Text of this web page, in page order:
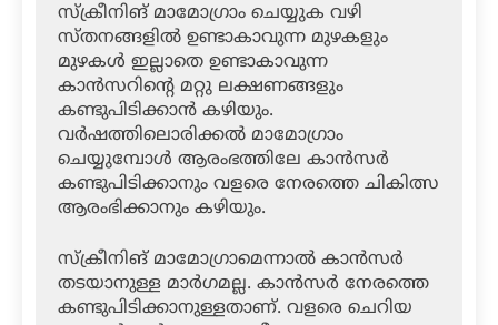
സ്‌ക്രീനിങ് മാമോഗ്രാം ചെയ്യുക വഴി
സ്തനങ്ങളില്‍ ഉണ്ടാകാവുന്ന മുഴകളും
മുഴകള്‍ ഇല്ലാതെ ഉണ്ടാകാവുന്ന
കാന്‍സറിന്റെ മറ്റു ലക്ഷണങ്ങളും
കണ്ടുപിടിക്കാന്‍ കഴിയും.
വര്‍ഷത്തിലൊരിക്കല്‍ മാമോഗ്രാം
ചെയ്യുമ്പോള്‍ ആരംഭത്തിലേ കാന്‍സര്‍
കണ്ടുപിടിക്കാനും വളരെ നേരത്തെ ചികിത്സ
ആരംഭിക്കാനും കഴിയും.
സ്‌ക്രീനിങ് മാമോഗ്രാമെന്നാല്‍ കാന്‍സര്‍
തടയാനുള്ള മാര്‍ഗമല്ല. കാന്‍സര്‍ നേരത്തെ
കണ്ടുപിടിക്കാനുള്ളതാണ്. വളരെ ചെറിയ